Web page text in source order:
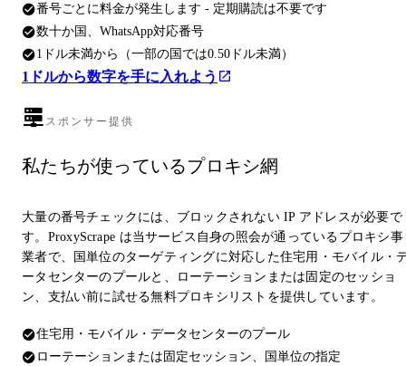
番号ごとに料金が発生します - 定期購読は不要です
数十か国、WhatsApp対応番号
1ドル未満から（一部の国では0.50ドル未満）
1ドルから数字を手に入れよう
スポンサー提供
私たちが使っているプロキシ網
大量の番号チェックには、ブロックされない IP アドレスが必要で
す。ProxyScrape は当サービス自身の照会が通っているプロキシ事
業者で、国単位のターゲティングに対応した住宅用・モバイル・
ータセンターのプールと、ローテーションまたは固定のセッショ
ン、支払い前に試せる無料プロキシリストを提供しています。
住宅用・モバイル・データセンターのプール
ローテーションまたは固定セッション、国単位の指定